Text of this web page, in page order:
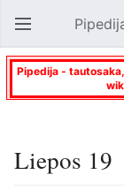
Atverti pagrindinį meniu
Pipedija -
Liepos 19